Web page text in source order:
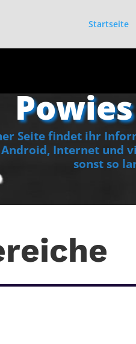
Startseite
Seite findet ihr
Internet und
sonst so